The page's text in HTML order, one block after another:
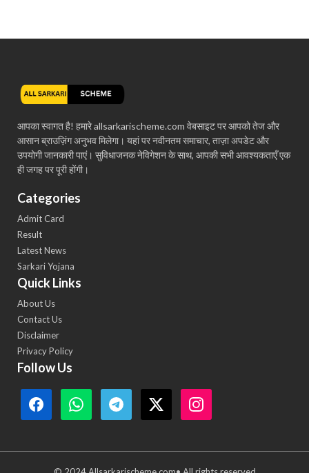
आपका स्वागत है! हमारे allsarkarischeme.com वेबसाइट पर आपको तेज और
आसान ब्राउज़िंग अनुभव मिलेगा। यहां पर नवीनतम समाचार, ताज़ा अपडेट और
उपयोगी जानकारी पाएं। सुविधाजनक नेविगेशन के साथ, आपकी सभी आवश्यकताएँ एक
ही जगह पर पूरी होंगी।
Categories
Admit Card
Result
Latest News
Sarkari Yojana
Quick Links
About Us
Contact Us
Disclaimer
Privacy Policy
Follow Us